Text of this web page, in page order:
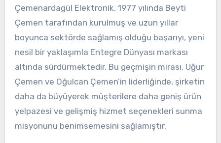
Çemenardagül Elektronik, 1977 yılında Beyti
Çemen tarafından kurulmuş ve uzun yıllar
boyunca sektörde sağlamış olduğu başarıyı, yeni
nesil bir yaklaşımla Entegre Dünyası markası
altında sürdürmektedir. Bu geçmişin mirası, Uğur
Çemen ve Oğulcan Çemen’in liderliğinde, şirketin
daha da büyüyerek müşterilere daha geniş ürün
yelpazesi ve gelişmiş hizmet seçenekleri sunma
misyonunu benimsemesini sağlamıştır.